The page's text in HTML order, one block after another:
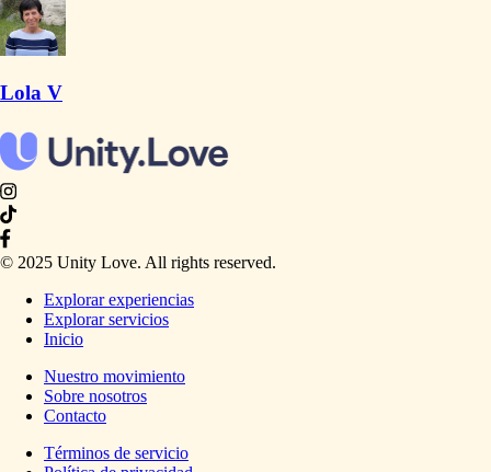
Lola V
© 2025 Unity Love. All rights reserved.
Explorar experiencias
Explorar servicios
Inicio
Nuestro movimiento
Sobre nosotros
Contacto
Términos de servicio